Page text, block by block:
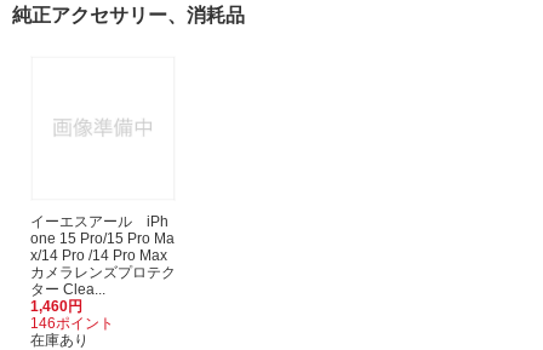
純正アクセサリー、消耗品
イーエスアール iPh
one 15 Pro/15 Pro Ma
x/14 Pro /14 Pro Max
カメラレンズプロテク
ター Clea...
1,460円
146ポイント
在庫あり